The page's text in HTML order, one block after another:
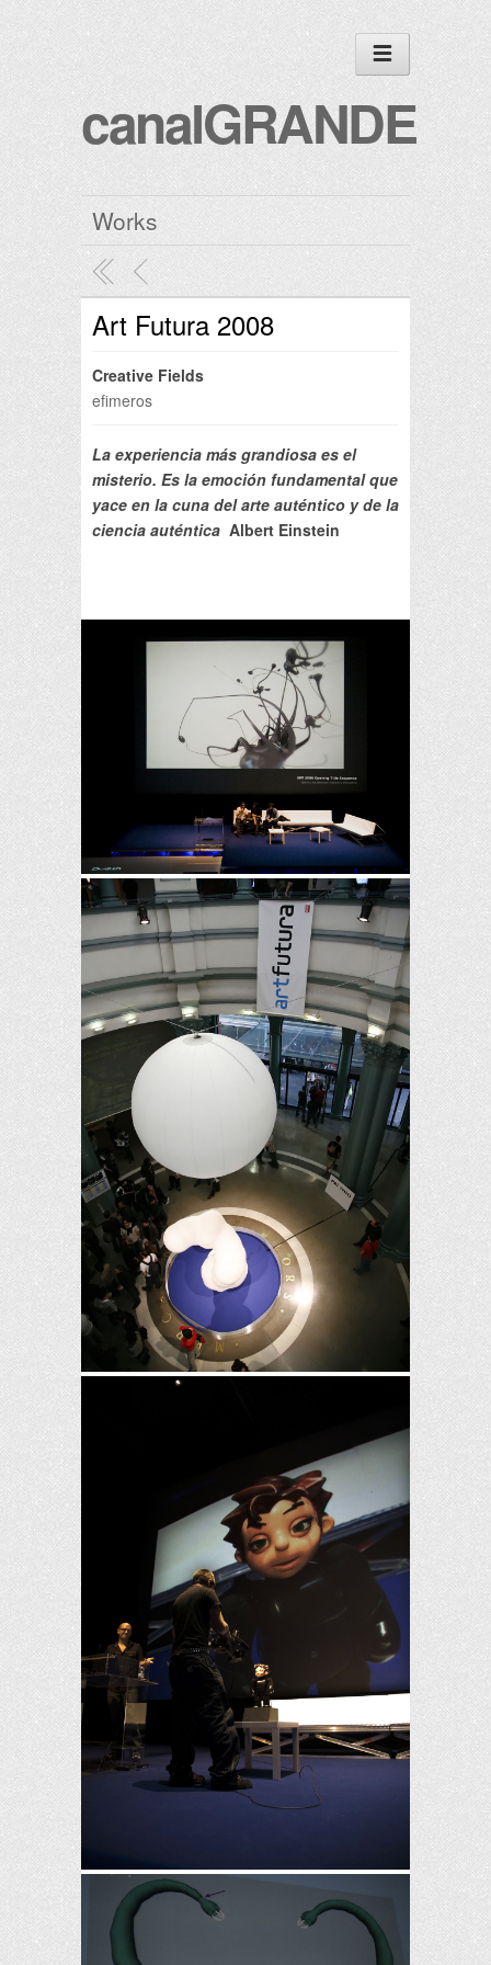
canalGRANDE
Works
Art Futura 2008
Creative Fields
efimeros
La experiencia más grandiosa es el
misterio. Es la emoción fundamental que
yace en la cuna del arte auténtico y de la
ciencia auténtica Albert Einstein